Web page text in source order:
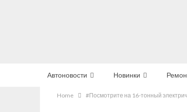
Автоновости Новинки
Home #Посмотрите на 16-тонный